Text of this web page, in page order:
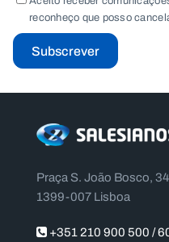
reconheço que posso
Subscrever
Praça S. João Bosco, 34
1399-007 Lisboa
+351 210 900 500 /